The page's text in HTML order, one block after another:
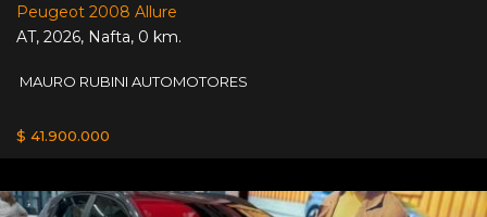
Peugeot 2008 Allure
AT, 2026, Nafta, 0 km.
MAURO RUBINI AUTOMOTORES
$ 41.900.000